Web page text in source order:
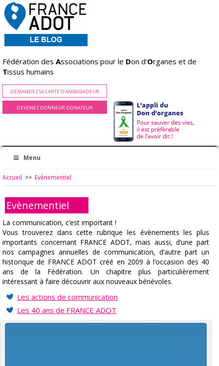
Fédération des Associations pour le Don d'Organes et de
Tissus humains
DEMANDEZ SA CARTE D'AMBASSADEUR
DEVENEZ DONNEUR-DONATEUR
Menu
Accueil >> Evènementiel
Evènementiel
La communication, c’est important !
Vous trouverez dans cette rubrique les évènements les plus
importants concernant FRANCE ADOT, mais aussi, d’une part
nos campagnes annuelles de communication, d’autre part un
historique de FRANCE ADOT créé en 2009 à l’occasion des 40
ans de la Fédération. Un chapitre plus particulièrement
intéressant à faire découvrir aux nouveaux bénévoles.
Les actions de communication
Les 40 ans de FRANCE ADOT